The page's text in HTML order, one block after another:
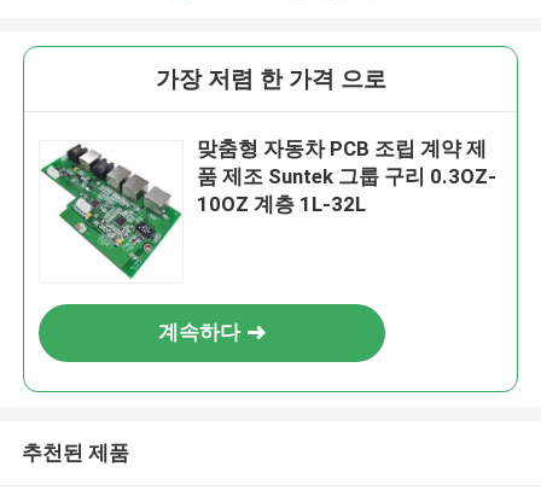
가장 저렴 한 가격 으로
맞춤형 자동차 PCB 조립 계약 제
품 제조 Suntek 그룹 구리 0.3OZ-
10OZ 계층 1L-32L
계속하다
추천된 제품